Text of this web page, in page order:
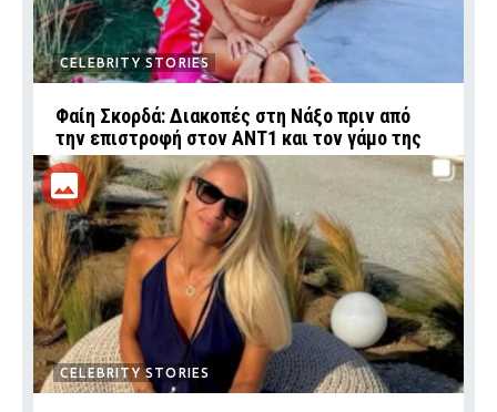
CELEBRITY STORIES
Φαίη Σκορδά: Διακοπές στη Νάξο πριν από
την επιστροφή στον ΑΝΤ1 και τον γάμο της
CELEBRITY STORIES